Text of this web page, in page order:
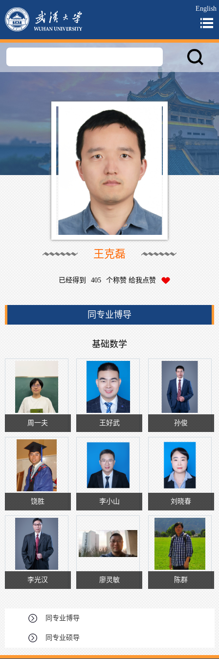
English
王克磊
已经得到 405 个称赞 给我点赞
同专业博导
基础数学
周一夫 王好武 孙俊
饶胜 李小山 刘晓春
李光汉 廖灵敏 陈群
同专业博导
同专业硕导